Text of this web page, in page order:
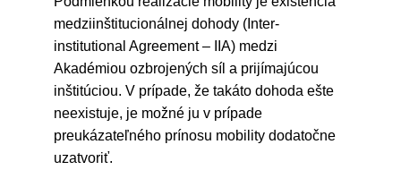
medziinštitucionálnej dohody (Inter-
institutional Agreement – IIA) medzi
Akadémiou ozbrojených síl a prijímajúcou
inštitúciou. V prípade, že takáto dohoda ešte
neexistuje, je možné ju v prípade
preukázateľného prínosu mobility dodatočne
uzatvoriť.